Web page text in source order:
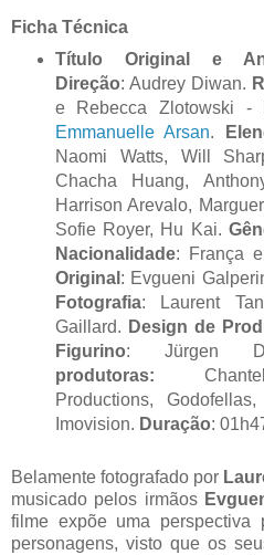
Ficha Técnica
Título Original e
Direção: Audrey Diwan.
e Rebecca Zlotowski -
Emmanuelle Arsan.
Naomi Watts, Will
Chacha Huang,
Harrison Arevalo,
Sofie Royer, Hu Kai.
Nacionalidade: França
Original : Evgueni
Fotografia: Laurent
Gaillard. Design de
Figurino: Jürgen
produtoras:
Productions,
Imovision. Duração:
Belamente fotografado por
musicado pelos irmãos
filme expõe uma perspectiva
personagens, visto que os